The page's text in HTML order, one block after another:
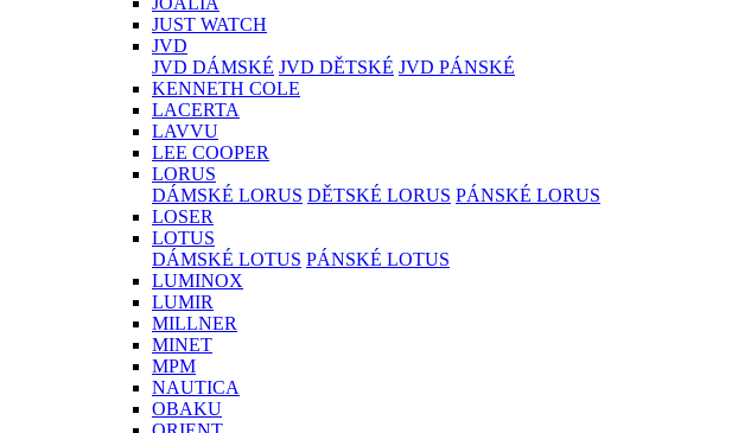
JUST WATCH
JVD
JVD DÁMSKÉ JVD DĚTSKÉ JVD PÁNSKÉ
KENNETH COLE
LACERTA
LAVVU
LEE COOPER
LORUS
DÁMSKÉ LORUS DĚTSKÉ LORUS PÁNSKÉ LORUS
LOSER
LOTUS
DÁMSKÉ LOTUS PÁNSKÉ LOTUS
LUMINOX
LUMIR
MILLNER
MINET
MPM
NAUTICA
OBAKU